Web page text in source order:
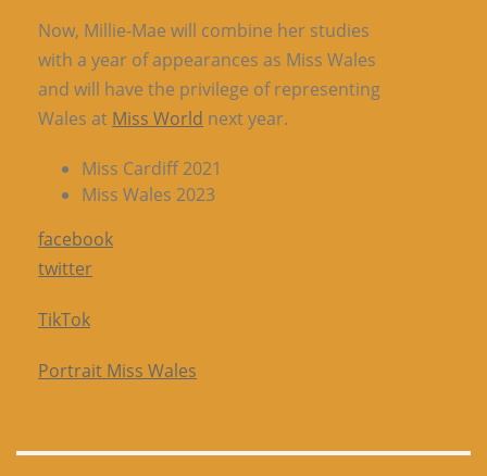
Now, Millie-Mae will combine her studies
with a year of appearances as Miss Wales
and will have the privilege of representing
Wales at Miss World next year.
Miss Cardiff 2021
Miss Wales 2023
facebook
twitter
TikTok
Portrait Miss Wales